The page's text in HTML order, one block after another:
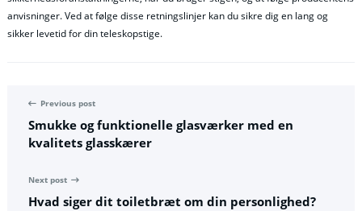
anvisninger. Ved at følge disse retningslinjer kan du sikre dig en lang og
sikker levetid for din teleskopstige.
Previous post
Smukke og funktionelle glasværker med en
kvalitets glasskærer
Next post
Hvad siger dit toiletbræt om din personlighed?